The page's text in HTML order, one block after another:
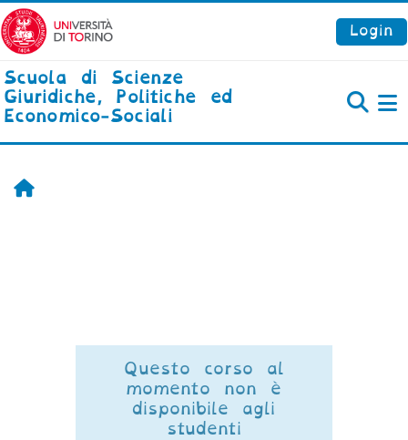
Vai al contenuto principale
Login
Scuola di Scienze
Giuridiche, Politiche ed
Economico-Sociali
Home
Questo corso al
momento non è
disponibile agli
studenti